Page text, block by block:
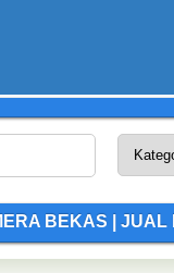
BEKAS |